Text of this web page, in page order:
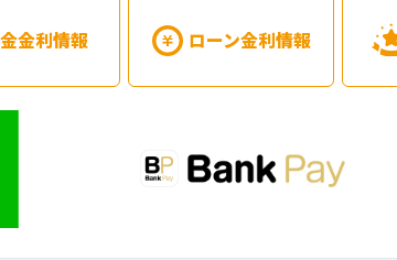
金利情報 ローン金利情報